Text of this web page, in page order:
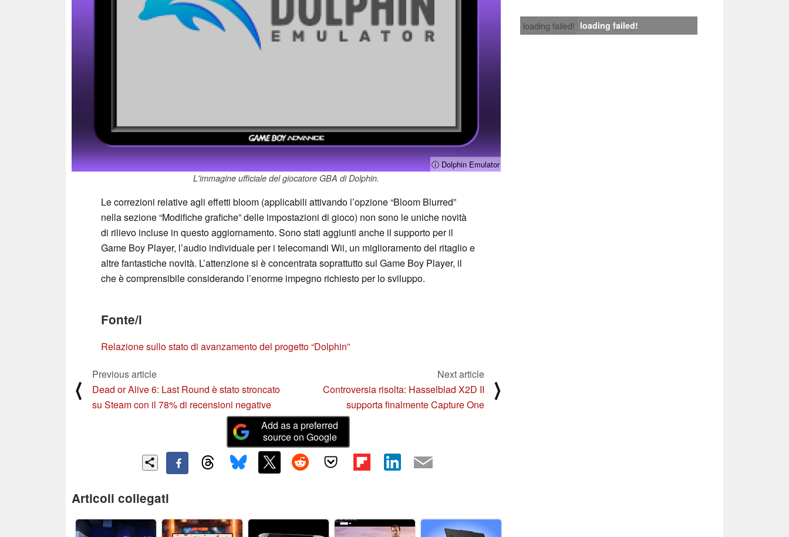
loading failed! loading failed!
ⓘ Dolphin Emulator
L'immagine ufficiale del giocatore GBA di Dolphin.
Le correzioni relative agli effetti bloom (applicabili attivando l’opzione “Bloom Blurred”
nella sezione “Modifiche grafiche” delle impostazioni di gioco) non sono le uniche novità
di rilievo incluse in questo aggiornamento. Sono stati aggiunti anche il supporto per il
Game Boy Player, l’audio individuale per i telecomandi Wii, un miglioramento del ritaglio e
altre fantastiche novità. L’attenzione si è concentrata soprattutto sul Game Boy Player, il
che è comprensibile considerando l’enorme impegno richiesto per lo sviluppo.
Fonte/i
Relazione sullo stato di avanzamento del progetto “Dolphin”
⟨
Previous article
Dead or Alive 6: Last Round è stato stroncato
su Steam con il 78% di recensioni negative
Next article
Controversia risolta: Hasselblad X2D II
supporta finalmente Capture One
⟩
Add as a preferred
source on Google
Articoli collegati